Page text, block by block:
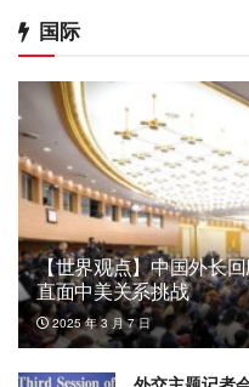
国际
【世界观点】中国外长
直面中美关系挑战
2025 年 3 月 7 日